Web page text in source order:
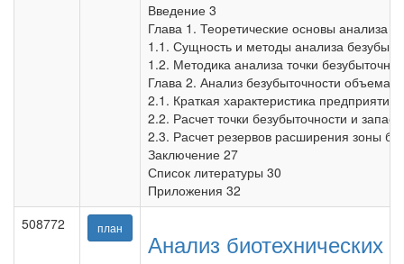
Введение 3
Глава 1. Теоретические основы анализа
1.1. Сущность и методы анализа
1.2. Методика анализа точки
Глава 2. Анализ безубыточности объема
2.1. Краткая характеристика предприятия
2.2. Расчет точки безубыточности и
2.3. Расчет резервов расширения зоны
Заключение 27
Список литературы 30
Приложения 32
508772
план
Анализ биотехнических